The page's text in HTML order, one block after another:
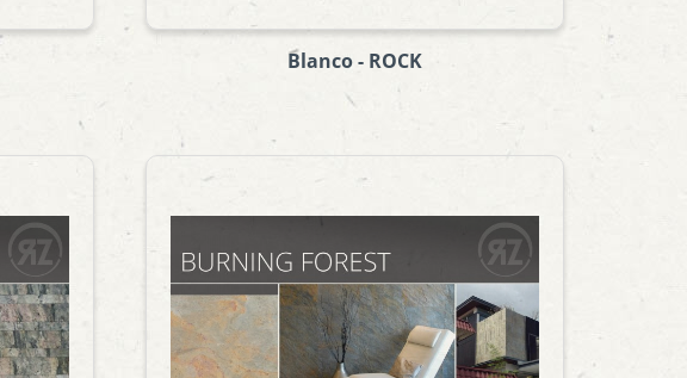
Blanco - ROCK